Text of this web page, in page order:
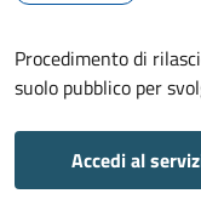
Procedimento di
suolo pubblico per
Accedi al